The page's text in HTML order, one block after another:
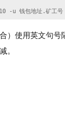
-u 钱包地址.
）使用英文句号
。